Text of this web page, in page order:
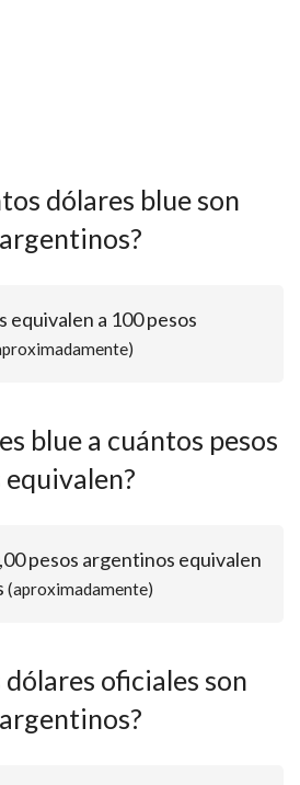
dólares blue son
equivalen a 100 pesos
blue a cuántos pesos
pesos argentinos equivalen
(aproximadamente)
dólares oficiales son